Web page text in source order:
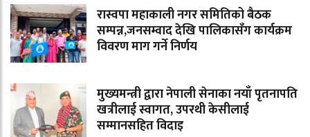
रास्वपा महाकाली नगर समितिको बैठक
सम्पन्न,जनसम्वाद देखि पालिकासँग कार्यक्रम
विवरण माग गर्ने निर्णय
मुख्यमन्त्री द्वारा नेपाली सेनाका नयाँ पृतनापति
खत्रीलाई स्वागत, उपरथी केसीलाई
सम्मानसहित विदाइ